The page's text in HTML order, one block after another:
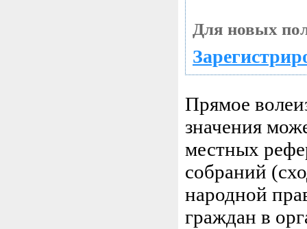
Для новых
Прямое
значения
местных
собраний
народной
граждан в